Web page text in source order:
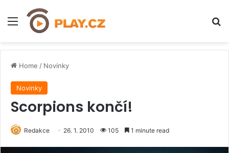
Menu
Home / Novinky
Novinky
Scorpions končí!
Redakce 26. 1. 2010 105 1 minute read